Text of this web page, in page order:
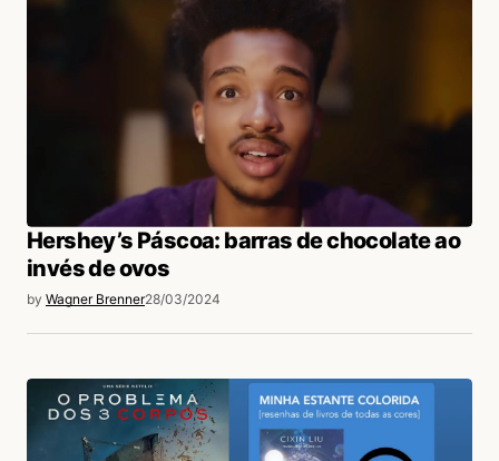
Hershey’s Páscoa: barras de chocolate ao
invés de ovos
by Wagner Brenner28/03/2024